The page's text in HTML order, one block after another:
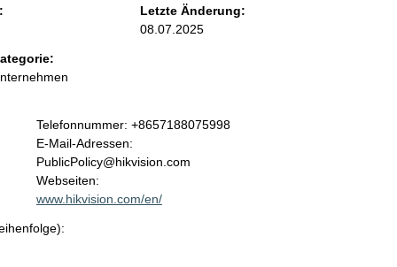
Letzte Änderung:
08.07.2025
K
o
n
t
a
t
Telefonnummer: +8657188075998
E-Mail-Adressen:
PublicPolicy@hikvision.com
Webseiten:
www.hikvision.com/en/